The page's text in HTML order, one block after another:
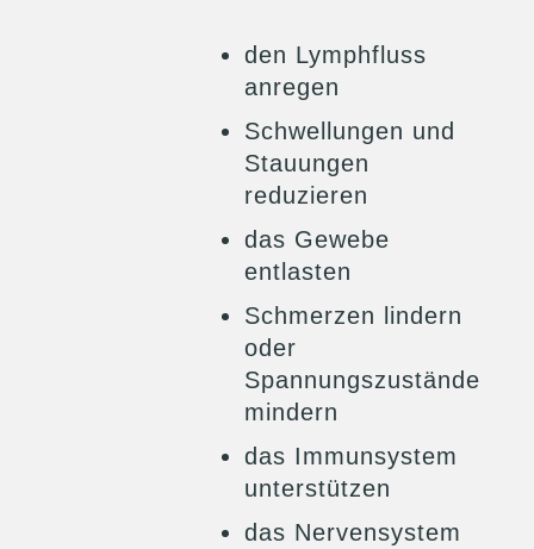
den Lymphfluss
anregen
Schwellungen und
Stauungen
reduzieren
das Gewebe
entlasten
Schmerzen lindern
oder
Spannungszustände
mindern
das Immunsystem
unterstützen
das Nervensystem